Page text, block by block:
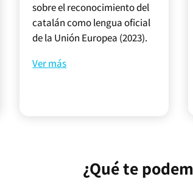
sobre el reconocimiento del
catalán como lengua oficial
de la Unión Europea (2023).
Ver más
¿Qué te